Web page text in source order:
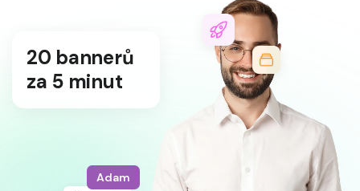
20 bannerů
za 5 minut
Adam